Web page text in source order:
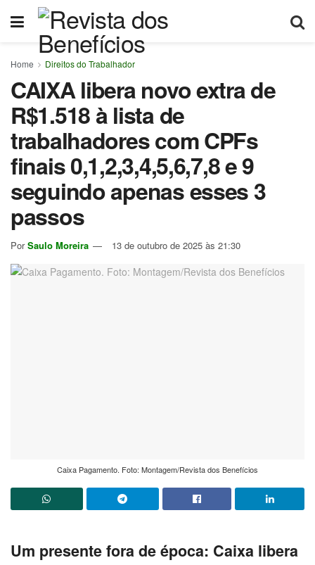
Home Direitos do Trabalhador
CAIXA libera novo extra de
R$1.518 à lista de
trabalhadores com CPFs
finais 0,1,2,3,4,5,6,7,8 e 9
seguindo apenas esses 3
passos
Por Saulo Moreira 13 de outubro de 2025 às 21:30
Caixa Pagamento. Foto: Montagem/Revista dos Benefícios
Um presente fora de época: Caixa libera